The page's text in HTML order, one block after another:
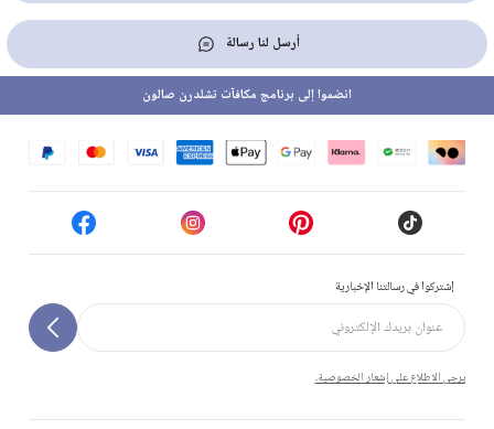
أرسل لنا رسالة
إشتركوا في رسالتنا الإخبارية
يرجى الاطلاع على إشعار الخصوصية.
انضموا إلى برنامج مكافآت تشلدرن صالون